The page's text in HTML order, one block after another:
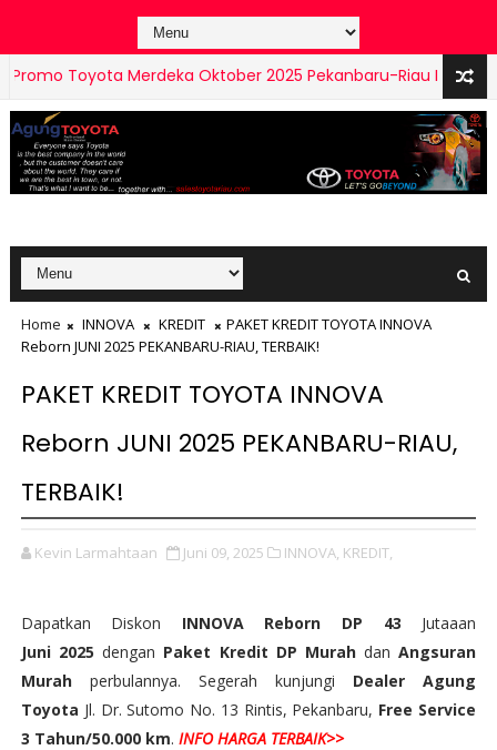
Toyota Merdeka Oktober 2025 Pekanbaru-Riau I 0811757206
Home INNOVA KREDIT
PAKET KREDIT TOYOTA INNOVA
Reborn JUNI 2025 PEKANBARU-RIAU, TERBAIK!
PAKET KREDIT TOYOTA INNOVA
Reborn JUNI 2025 PEKANBARU-RIAU,
TERBAIK!
Kevin Larmahtaan Juni 09, 2025 INNOVA, KREDIT,
Dapatkan Diskon INNOVA Reborn DP 43 Jutaaan
Juni 2025 dengan Paket Kredit DP MurahdanAngsuran
Murahperbulannya. Segerah kunjungi Dealer
Agung
Toyota Jl. Dr. Sutomo No. 13 Rintis, Pekanbaru, Free Service
3 Tahun/50.000 km. INFO HARGA TERBAIK>>